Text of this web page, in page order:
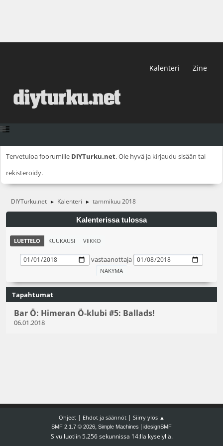
Kalenteri Zine
Tervetuloa foorumille DIYTurku.net. Ole hyvä ja kirjaudu sisään tai
rekisteröidy.
DIYTurku.net ► Kalenteri ► tammikuu 2018
Kalenterissa tulossa
LUETTELO KUUKAUSI VIIKKO
vastaanottaja
Tapahtumat
Bar Ö: Himeran Ö-klubi #5: Ballads!
06.01.2018
Ohjeet| Ehdot ja säännöt| Siirry ylös ▲
SMF 2.1.7 © 2026, Simple Machines idesignSMF
Sivu luotiin 5.256 sekunnissa 14:lla kyselyllä.